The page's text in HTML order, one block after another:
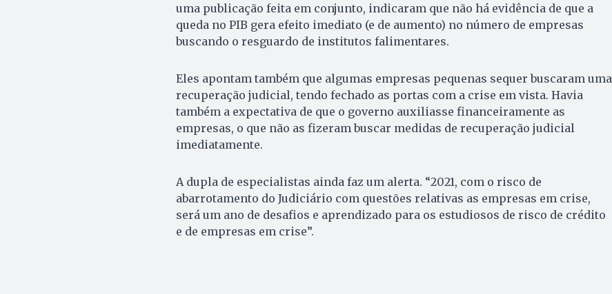
uma publicação feita em conjunto, indicaram que não há evidência de que a
queda no PIB gera efeito imediato (e de aumento) no número de empresas
buscando o resguardo de institutos falimentares.
Eles apontam também que algumas empresas pequenas sequer buscaram uma
recuperação judicial, tendo fechado as portas com a crise em vista. Havia
também a expectativa de que o governo auxiliasse financeiramente as
empresas, o que não as fizeram buscar medidas de recuperação judicial
imediatamente.
A dupla de especialistas ainda faz um alerta. “2021, com o risco de
abarrotamento do Judiciário com questões relativas as empresas em crise,
será um ano de desafios e aprendizado para os estudiosos de risco de crédito
e de empresas em crise”.